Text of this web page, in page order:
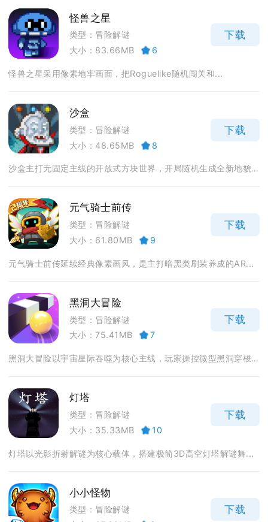
怪兽之星
类型：冒险解谜
大小：83.66MB
6
下载
怪兽之星采用像素地牢画面，把Roguelike随机闯关和...
沙盒
类型：冒险解谜
大小：48.65MB
8
下载
沙盒主打无固定主线的开放式方块世界，开局随机生成全新地貌...
元气骑士前传
类型：冒险解谜
大小：61.80MB
9
下载
元气骑士前传延续经典像素画风，是主打暗黑类刷装养成的AR...
黑洞大冒险
类型：冒险解谜
大小：75.41MB
7
下载
黑洞大冒险以宇宙星际吞噬为核心主线，玩家操控微型黑洞穿梭...
灯塔
类型：冒险解谜
大小：35.33MB
10
下载
灯塔以光影折射解谜为核心载体，搭建极简3D高空灯塔解谜舞...
小小怪物
类型：冒险解谜
下载